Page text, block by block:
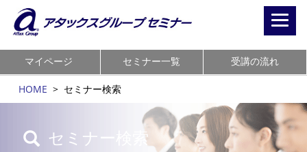
マイページ セミナー一覧 受講の流れ
HOME > セミナー検索
セミナー検索